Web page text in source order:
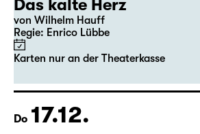
18:00 Große Bühne
Alice hinter den Spiegeln
von Stephan Beer und Georg Burger
Regie: Stephan Beer